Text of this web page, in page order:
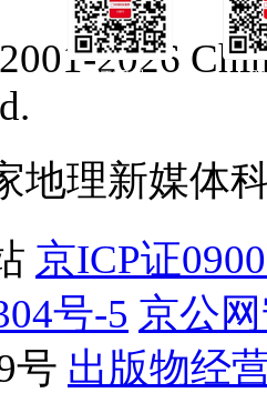
订阅号
2026
地理新媒体
京ICP证
号-5 京公
号 出版物经